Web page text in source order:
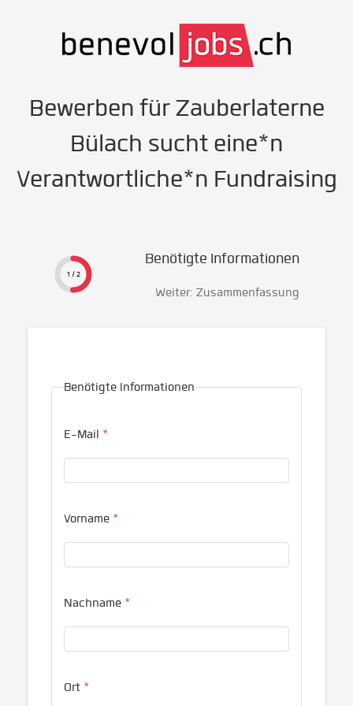
Bewerben für Zauberlaterne
Bülach sucht eine*n
Verantwortliche*n Fundraising
1 / 2
Benötigte Informationen
Weiter: Zusammenfassung
Benötigte Informationen
E-Mail *
Vorname *
Nachname *
Ort *